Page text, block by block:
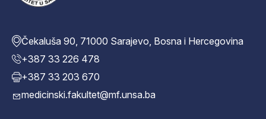
Čekaluša 90, 71000 Sarajevo, Bosna i Hercegovina
+387 33 226 478
+387 33 203 670
medicinski.fakultet@mf.unsa.ba